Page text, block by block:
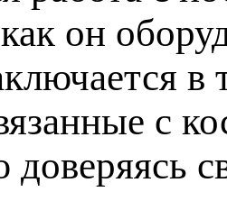
он
с
доверяясь